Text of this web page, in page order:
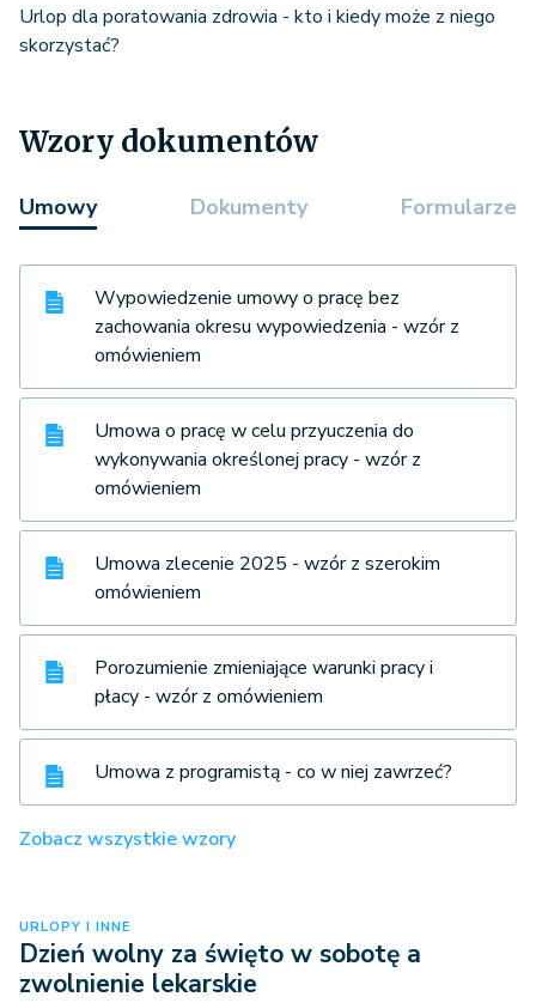
Urlop dla poratowania zdrowia - kto i kiedy może z niego
skorzystać?
Wzory dokumentów
Umowy Dokumenty Formularze
Wypowiedzenie umowy o pracę bez
zachowania okresu wypowiedzenia - wzór z
omówieniem
Umowa o pracę w celu przyuczenia do
wykonywania określonej pracy - wzór z
omówieniem
Umowa zlecenie 2025 - wzór z szerokim
omówieniem
Porozumienie zmieniające warunki pracy i
płacy - wzór z omówieniem
Umowa z programistą - co w niej zawrzeć?
Zobacz wszystkie wzory
URLOPY I INNE
Dzień wolny za święto w sobotę a
zwolnienie lekarskie